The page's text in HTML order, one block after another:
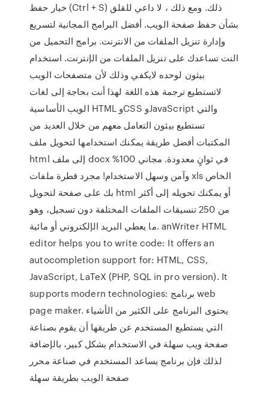
خيار حفظ (Ctrl + S) ذلك. ومع ذلك ، لا داعي للقلق
بشأن حفظ صفحة الويب. أفضل البرامج المجانية لتسريع
وإدارة تنزيل الملفات من الانترنت. برامج التحميل من
النت تساعدك على تنزيل الملفات من الإنترنت. استخدام
بيثون لوحده لايكفي وذلك ﻷن متصفحات الويب
لاتستطيع ترجمة هذه اللغة لهذا أنت بحاجة إلى لغات
الويب الأساسية HTML وCSS وJavaScript والتي
تستطيع بيثون التعامل معهم من خلال العديد من
المكتبات أفضل طريقة يمكنك استخدامها لتحويل ملف
html إلى ملف docx في ثوانٍ معدودة. مجاني 100%
وآمن وسهل الاستخدام! مجرد قطرة ملفات xls الخاص
بك على صفحة لتحويل html أو يمكنك تحويله إلى أكثر
من 250 تنسيقات الملفات المختلفة دون تسجيل، وهو
ما يعطي البريد الإلكتروني أو مائية. anWriter HTML
editor helps you to write code: It offers an
autocompletion support for: HTML, CSS,
JavaScript, LaTeX (PHP, SQL in pro version). It
supports modern technologies: برنامج web
page maker. يحتوى البرنامج على الكثير من الأشياء
التي يستطيع المستخدم عن طريقها أن يقوم بصناعة
صفحة ويب سهلة في الاستخدام بشكل كبير، بالإضافة
لذلك فإن برنامج يساعد المستخدم في صناعة محرر
صفحة الويب بطريقة سهلة